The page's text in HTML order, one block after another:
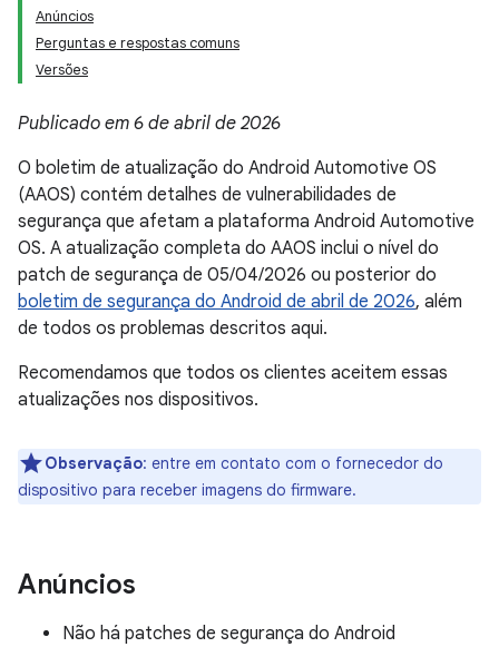
Anúncios
Perguntas e respostas comuns
Versões
Publicado em 6 de abril de 2026
O boletim de atualização do Android Automotive OS
(AAOS) contém detalhes de vulnerabilidades de
segurança que afetam a plataforma Android Automotive
OS. A atualização completa do AAOS inclui o nível do
patch de segurança de 05/04/2026 ou posterior do
boletim de segurança do Android de abril de 2026, além
de todos os problemas descritos aqui.
Recomendamos que todos os clientes aceitem essas
atualizações nos dispositivos.
Observação: entre em contato com o fornecedor do
dispositivo para receber imagens do firmware.
Anúncios
Não há patches de segurança do Android